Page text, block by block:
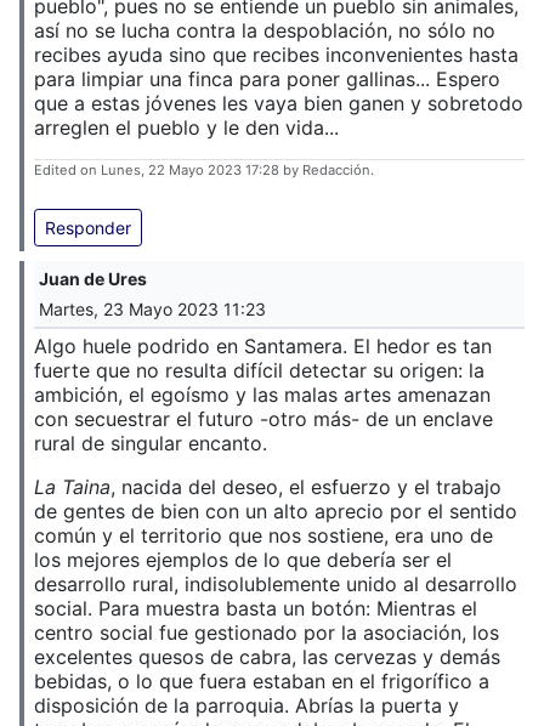
pueblo", pues no se entiende un pueblo sin animales,
así no se lucha contra la despoblación, no sólo no
recibes ayuda sino que recibes inconvenientes hasta
para limpiar una finca para poner gallinas... Espero
que a estas jóvenes les vaya bien ganen y sobretodo
arreglen el pueblo y le den vida...
Edited on Lunes, 22 Mayo 2023 17:28 by Redacción.
Responder
Juan de Ures
Martes, 23 Mayo 2023 11:23
Algo huele podrido en Santamera. El hedor es tan
fuerte que no resulta difícil detectar su origen: la
ambición, el egoísmo y las malas artes amenazan
con secuestrar el futuro -otro más- de un enclave
rural de singular encanto.
La Taina, nacida del deseo, el esfuerzo y el trabajo
de gentes de bien con un alto aprecio por el sentido
común y el territorio que nos sostiene, era uno de
los mejores ejemplos de lo que debería ser el
desarrollo rural, indisolublemente unido al desarrollo
social. Para muestra basta un botón: Mientras el
centro social fue gestionado por la asociación, los
excelentes quesos de cabra, las cervezas y demás
bebidas, o lo que fuera estaban en el frigorífico a
disposición de la parroquia. Abrías la puerta y